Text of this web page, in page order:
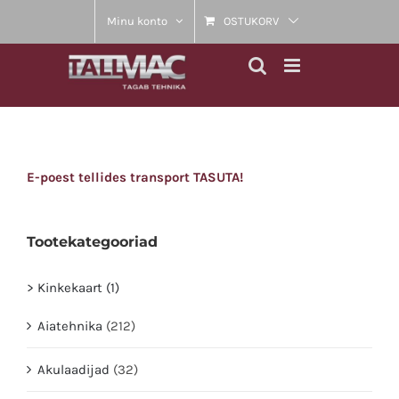
Minu konto OSTUKORV
E-poest tellides transport TASUTA!
Tootekategooriad
> Kinkekaart (1)
Aiatehnika (212)
Akulaadijad (32)